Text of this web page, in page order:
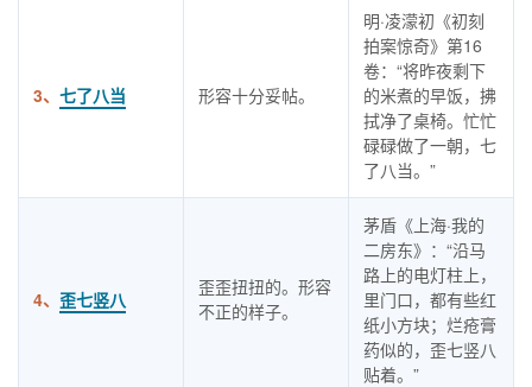
3、 七了八当 形容十分妥帖。
明·凌濛初《初刻
拍案惊奇》第16
卷：“将昨夜剩下
的米煮的早饭，拂
拭净了桌椅。忙忙
碌碌做了一朝，七
了八当。”
4、 歪七竖八
歪歪扭扭的。形容
不正的样子。
茅盾《上海·我的
二房东》：“沿马
路上的电灯柱上，
里门口，都有些红
纸小方块；烂疮膏
药似的，歪七竖八
贴着。”